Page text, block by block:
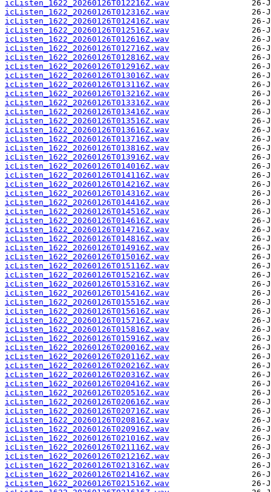
icListen_1622_20260126T012216Z.wav
icListen_1622_20260126T012316Z.wav
icListen_1622_20260126T012416Z.wav
icListen_1622_20260126T012516Z.wav
icListen_1622_20260126T012616Z.wav
icListen_1622_20260126T012716Z.wav
icListen_1622_20260126T012816Z.wav
icListen_1622_20260126T012916Z.wav
icListen_1622_20260126T013016Z.wav
icListen_1622_20260126T013116Z.wav
icListen_1622_20260126T013216Z.wav
icListen_1622_20260126T013316Z.wav
icListen_1622_20260126T013416Z.wav
icListen_1622_20260126T013516Z.wav
icListen_1622_20260126T013616Z.wav
icListen_1622_20260126T013716Z.wav
icListen_1622_20260126T013816Z.wav
icListen_1622_20260126T013916Z.wav
icListen_1622_20260126T014016Z.wav
icListen_1622_20260126T014116Z.wav
icListen_1622_20260126T014216Z.wav
icListen_1622_20260126T014316Z.wav
icListen_1622_20260126T014416Z.wav
icListen_1622_20260126T014516Z.wav
icListen_1622_20260126T014616Z.wav
icListen_1622_20260126T014716Z.wav
icListen_1622_20260126T014816Z.wav
icListen_1622_20260126T014916Z.wav
icListen_1622_20260126T015016Z.wav
icListen_1622_20260126T015116Z.wav
icListen_1622_20260126T015216Z.wav
icListen_1622_20260126T015316Z.wav
icListen_1622_20260126T015416Z.wav
icListen_1622_20260126T015516Z.wav
icListen_1622_20260126T015616Z.wav
icListen_1622_20260126T015716Z.wav
icListen_1622_20260126T015816Z.wav
icListen_1622_20260126T015916Z.wav
icListen_1622_20260126T020016Z.wav
icListen_1622_20260126T020116Z.wav
icListen_1622_20260126T020216Z.wav
icListen_1622_20260126T020316Z.wav
icListen_1622_20260126T020416Z.wav
icListen_1622_20260126T020516Z.wav
icListen_1622_20260126T020616Z.wav
icListen_1622_20260126T020716Z.wav
icListen_1622_20260126T020816Z.wav
icListen_1622_20260126T020916Z.wav
icListen_1622_20260126T021016Z.wav
icListen_1622_20260126T021116Z.wav
icListen_1622_20260126T021216Z.wav
icListen_1622_20260126T021316Z.wav
icListen_1622_20260126T021416Z.wav
icListen_1622_20260126T021516Z.wav